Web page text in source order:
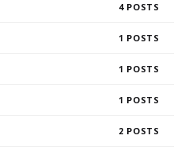
4
1
1
1
2